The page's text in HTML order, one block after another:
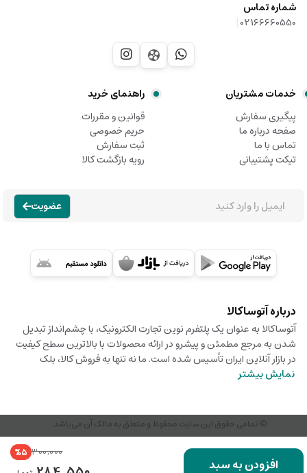
افزودن به سبد
300,000
%5
شماره تماس
02166660550
|
خدمات مشتریان
پیگیری سفارش
صفحه درباره ما
تماس با ما
تیکت پشتیبانی
راهنمای خرید
قوانین و مقررات
حریم خصوصی
ثبت سفارش
رویه بازگشت کالا
عضویت
درباره آتوساکالا
آتوساکالا به عنوان یک پلتفرم نوین تجارت الکترونیک، با چشم‌انداز تبدیل
شدن به مرجع مطمئن و پیشرو در ارائه محصولات با بالاترین سطح کیفیت
در بازار آنلاین ایران تأسیس شده است. ما نه تنها به فروش کالا، بلک
نمایش بیشتر
© تمامی حقوق این سایت محفوظ و متعلق به مالک آن می‌باشد.